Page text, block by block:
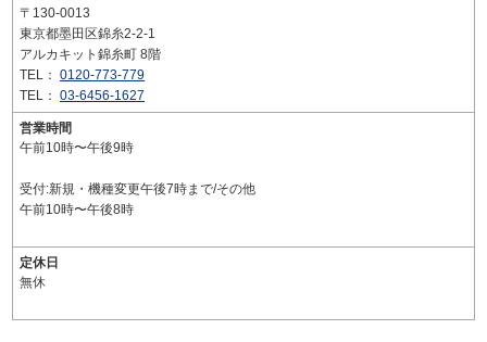
〒130-0013
東京都墨田区錦糸2-2-1
アルカキット錦糸町 8階
TEL： 0120-773-779
TEL： 03-6456-1627
営業時間
午前10時〜午後9時
受付:新規・機種変更午後7時まで/その他
午前10時〜午後8時
定休日
無休